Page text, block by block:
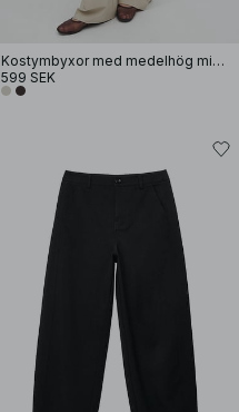
Kostymbyxor med medelhög midja
599 SEK